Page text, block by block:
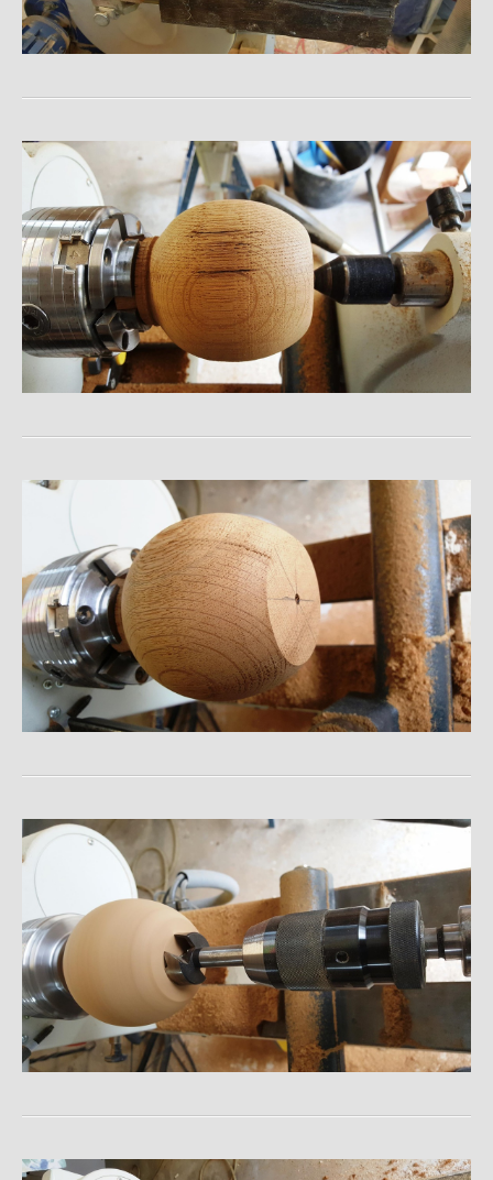
Teelicht Kugeln aus Birke
Schlichte Schale
Sixty Six
Kokosnuss auf Mahagoni
Designer Tische
Tisch
Regal aus Birke
Verschiedene Kästchen
Kästchen mit Schnitzereien
Arbeiten mit Epoxidharz
Schmuck
Bilderrahmen
Holzarbeiten mit Zinn - Inlays
Schale Buche Multiplex
Tabletts
Kopfhörer - Ständer
Teelicht - Skulpturen
Puzzle Cubes
Kleine Spielereien
Ständer für Zeitungen oder LP´s
Schatulle Brandmalerei